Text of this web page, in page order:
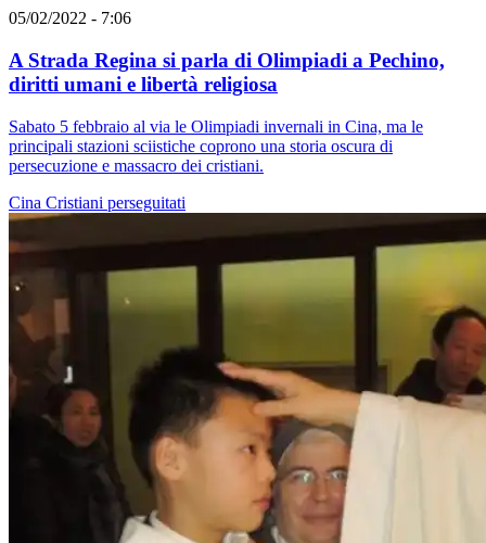
05/02/2022 - 7:06
A Strada Regina si parla di Olimpiadi a Pechino,
diritti umani e libertà religiosa
Sabato 5 febbraio al via le Olimpiadi invernali in Cina, ma le
principali stazioni sciistiche coprono una storia oscura di
persecuzione e massacro dei cristiani.
Cina Cristiani perseguitati